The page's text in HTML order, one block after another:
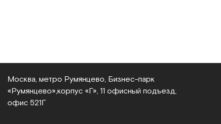
Москва, метро Румянцево, Бизнес‑парк
«Румянцево», корпус «Г», 11 офисный подъезд,
офис 521Г